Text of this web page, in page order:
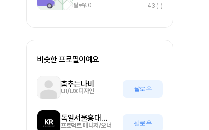
팔로워0 43 (-)
비슷한 프로필이예요
춤추는나비
UI/UX디자인 팔로우
독일서울홍대나이트
프로덕트 매니저/오너 팔로우